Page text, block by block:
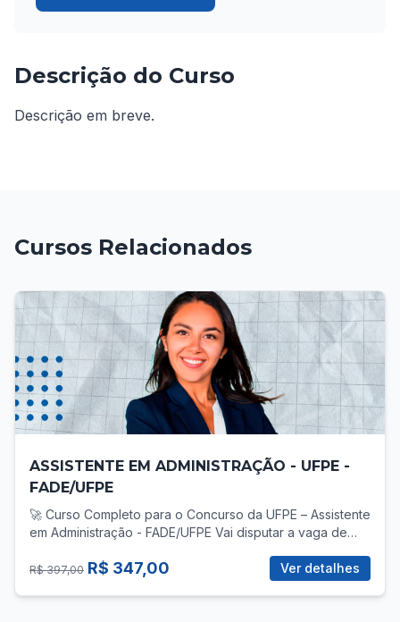
Descrição do Curso
Descrição em breve.
Cursos Relacionados
ASSISTENTE EM ADMINISTRAÇÃO - UFPE -
FADE/UFPE
🚀 Curso Completo para o Concurso da UFPE – Assistente
em Administração - FADE/UFPE Vai disputar a vaga de
você precisa de uma preparação direcionada, com foco
total no que realmente cobra! 📚 O que você vai
R$ 397,00 R$ 347,00 Ver detalhes